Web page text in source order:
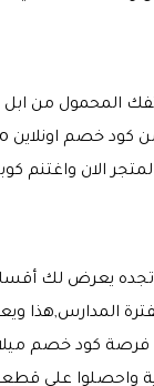
المحمول من
كوبون ميلانو 2026
يعرض لك
المدارس,هذا
واحصلوا على